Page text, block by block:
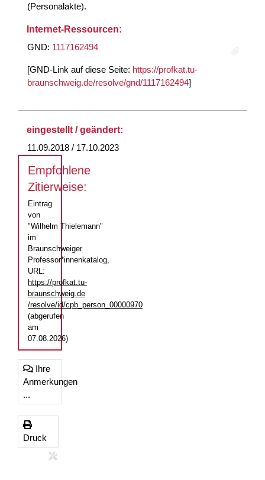
(Personalakte).
Internet-Ressourcen:
GND: 1117162494
[GND-Link auf diese Seite: https://profkat.tu-
braunschweig.de/resolve/gnd/1117162494]
eingestellt / geändert:
11.09.2018 / 17.10.2023
Empfohlene
Zitierweise:
Eintrag
von
"Wilhelm Thielemann"
im
Braunschweiger
Professor*innenkatalog,
URL:
https://profkat.tu-
braunschweig.de
/resolve/id/cpb_person_00000970
(abgerufen
am
07.08.2026)
Ihre
Anmerkungen
...
Druck